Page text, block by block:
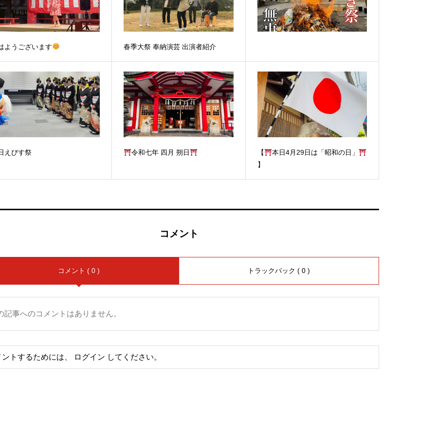
ようございます 春季大祭 奉納演芸 出演者紹介
えびす祭 令和七年 四月 朔日 【
本日4月29日は「昭和の日」
】
コメント
コメント ( 0 ) トラックバック ( 0 )
記事へのコメントはありません。
ントするためには、 ログイン してください。